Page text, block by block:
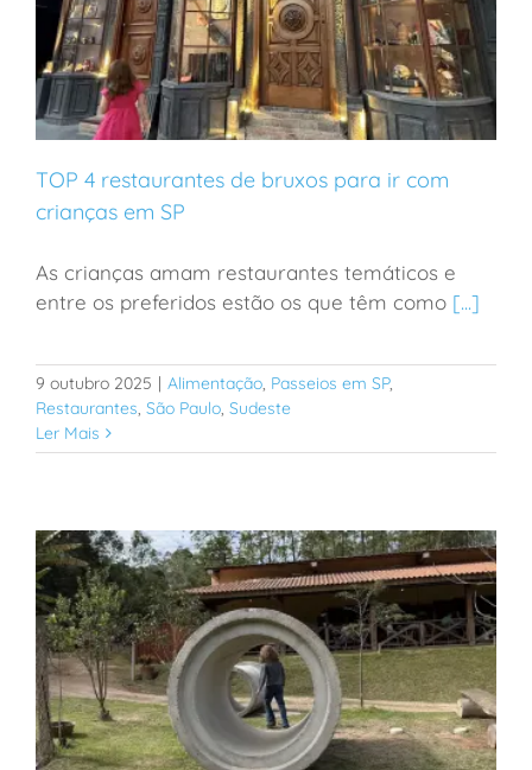
TOP 4 restaurantes de bruxos para ir com crianças
em SP
TOP 4 restaurantes de bruxos para ir com
crianças em SP
As crianças amam restaurantes temáticos e
entre os preferidos estão os que têm como [...]
9 outubro 2025 | Alimentação, Passeios em SP,
Restaurantes, São Paulo, Sudeste
Ler Mais